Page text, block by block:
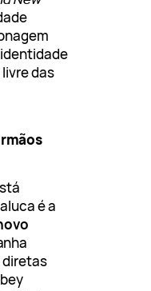
das
é a
diretas